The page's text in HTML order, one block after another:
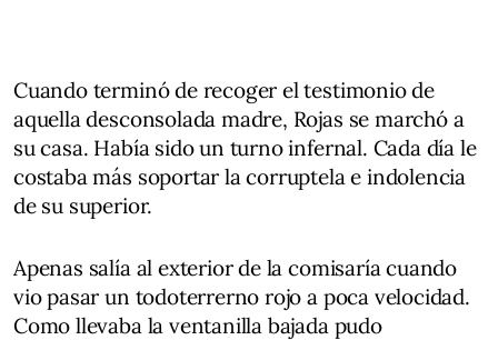
Cuando terminó de recoger el testimonio de
aquella desconsolada madre, Rojas se marchó a
su casa. Había sido un turno infernal. Cada día le
costaba más soportar la corruptela e indolencia
de su superior.
Apenas salía al exterior de la comisaría cuando
vio pasar un todoterrerno rojo a poca velocidad.
Como llevaba la ventanilla bajada pudo